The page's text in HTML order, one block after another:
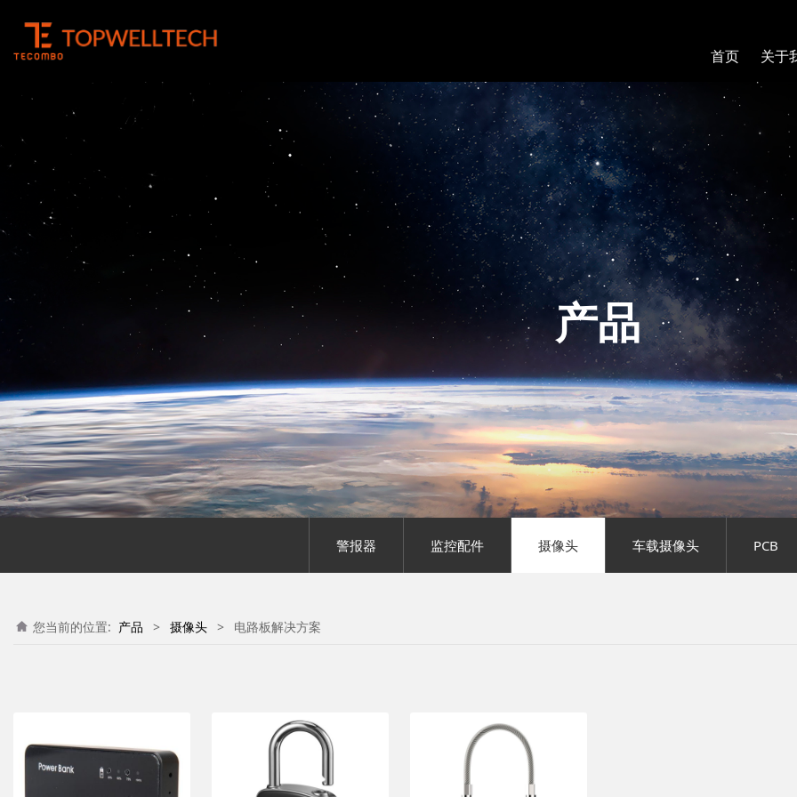
首页 关于
产品
警报器 监控配件 摄像头 车载摄像头 PCB
您当前的位置: 产品 > 摄像头 > 电路板解决方案